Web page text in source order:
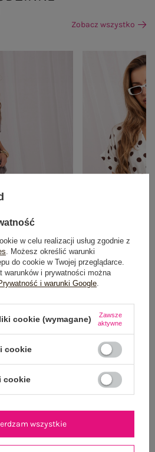
Zobacz wszystko
w celu realizacji usług zgodnie z
. Możesz określić warunki
do cookie w Twojej przeglądarce.
warunków i prywatności można
i warunki Google.
cookie (wymagane)
Zawsze
aktywne
cookie
cookie
wszystkie